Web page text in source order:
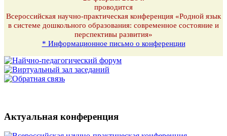
проводится
Всероссийская научно-практическая конференция «Родной язык
в системе дошкольного образования: современное состояние и
перспективы развития»
* Информационное письмо о конференции
Актуальная конференция